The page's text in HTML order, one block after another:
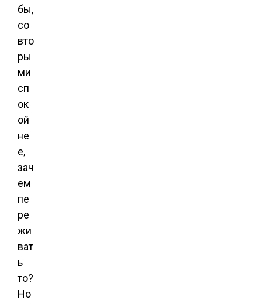
бы,
со
вто
ры
ми
сп
ок
ой
не
е,
зач
ем
пе
ре
жи
ват
ь
то?
Но